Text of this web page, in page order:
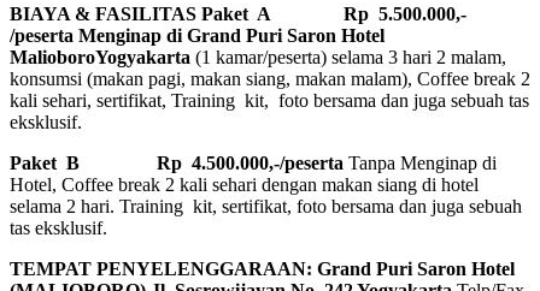
BIAYA & FASILITAS Paket A Rp 5.500.000,-
/peserta Menginap di Grand Puri Saron Hotel
MalioboroYogyakarta (1 kamar/peserta) selama 3 hari 2 malam,
konsumsi (makan pagi, makan siang, makan malam), Coffee break 2
kali sehari, sertifikat, Training kit, foto bersama dan juga sebuah tas
eksklusif.
Paket B
Rp 4.500.000,-/peserta Tanpa Menginap di
Hotel, Coffee break 2 kali sehari dengan makan siang di hotel
selama 2 hari. Training kit, sertifikat, foto bersama dan juga sebuah
tas eksklusif.
TEMPAT PENYELENGGARAAN: Grand Puri Saron Hotel